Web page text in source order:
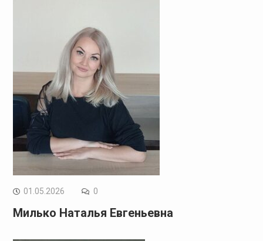
01.05.2026 0
Милько Наталья Евгеньевна